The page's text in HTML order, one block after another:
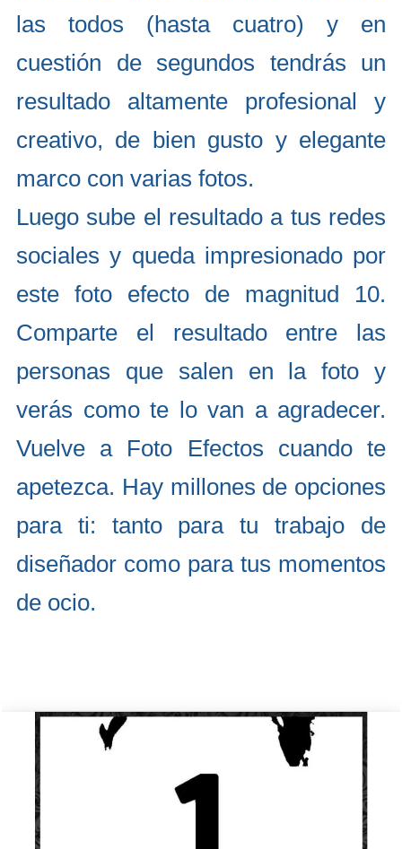
las todos (hasta cuatro) y en
cuestión de segundos tendrás un
resultado altamente profesional y
creativo, de bien gusto y elegante
marco con varias fotos.
Luego sube el resultado a tus redes
sociales y queda impresionado por
este foto efecto de magnitud 10.
Comparte el resultado entre las
personas que salen en la foto y
verás como te lo van a agradecer.
Vuelve a Foto Efectos cuando te
apetezca. Hay millones de opciones
para ti: tanto para tu trabajo de
diseñador como para tus momentos
de ocio.